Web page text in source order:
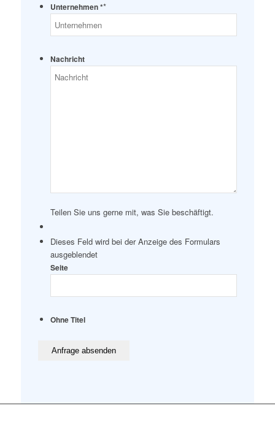
Unternehmen **
Nachricht
Teilen Sie uns gerne mit, was Sie beschäftigt.
Dieses Feld wird bei der Anzeige des Formulars
ausgeblendet
Seite
Ohne Titel